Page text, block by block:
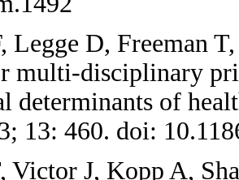
Legge D, Freeman
multi-disciplinary
determinants of
13: 460. doi:
Victor J, Kopp A,